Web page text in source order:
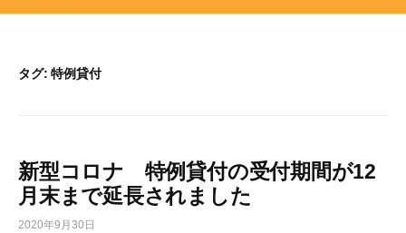
タグ:特例貸付
新型コロナ 特例貸付の受付期間が12
月末まで延長されました
2020年9月30日